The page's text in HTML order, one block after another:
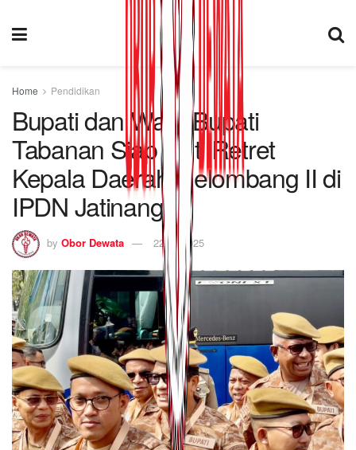
Home Pendidikan
Bupati dan Wakil Bupati
Tabanan Siap Ikuti Retret
Kepala Daerah Gelombang II di
IPDN Jatinangor
by Obor Dewata 22/06/2025